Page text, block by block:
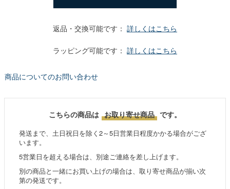
返品・交換可能です： 詳しくはこちら
ラッピング可能です： 詳しくはこちら
商品についてのお問い合わせ
こちらの商品は お取り寄せ商品 です。
発送まで、土日祝日を除く2～5日営業日程度かかる場合がござ
います。
5営業日を超える場合は、別途ご連絡を差し上げます。
別の商品と一緒にお買い上げの場合は、取り寄せ商品が揃い次
第の発送です。